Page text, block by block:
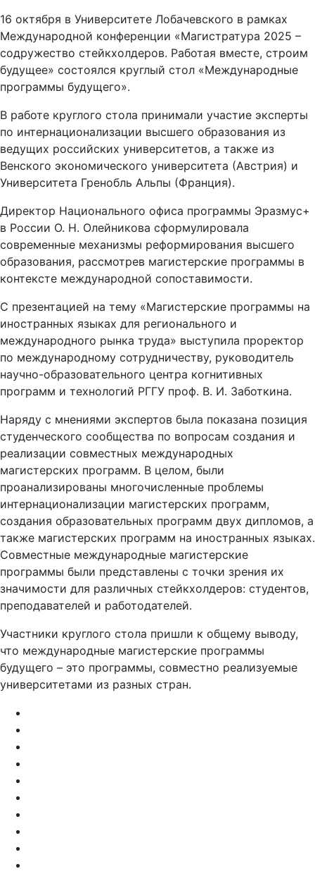
16 октября в Университете Лобачевского в рамках
Международной конференции «Магистратура 2025 –
содружество стейкхолдеров. Работая вместе, строим
будущее» состоялся круглый стол «Международные
программы будущего».
В работе круглого стола принимали участие эксперты
по интернационализации высшего образования из
ведущих российских университетов, а также из
Венского экономического университета (Австрия) и
Университета Гренобль Альпы (Франция).
Директор Национального офиса программы Эразмус+
в России О. Н. Олейникова сформулировала
современные механизмы реформирования высшего
образования, рассмотрев магистерские программы в
контексте международной сопоставимости.
С презентацией на тему «Магистерские программы на
иностранных языках для регионального и
международного рынка труда» выступила проректор
по международному сотрудничеству, руководитель
научно-образовательного центра когнитивных
программ и технологий РГГУ проф. В. И. Заботкина.
Наряду с мнениями экспертов была показана позиция
студенческого сообщества по вопросам создания и
реализации совместных международных
магистерских программ. В целом, были
проанализированы многочисленные проблемы
интернационализации магистерских программ,
создания образовательных программ двух дипломов, а
также магистерских программ на иностранных языках.
Совместные международные магистерские
программы были представлены с точки зрения их
значимости для различных стейкхолдеров: студентов,
преподавателей и работодателей.
Участники круглого стола пришли к общему выводу,
что международные магистерские программы
будущего – это программы, совместно реализуемые
университетами из разных стран.